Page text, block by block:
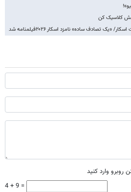
کلاسیک کن
«یک تصادف ساده» نامزد اسکار ۲۰۲۶فیلمنامه شد
روبرو وارد کنید
4 + 9 =